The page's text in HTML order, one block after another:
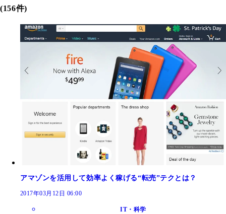
(156件)
アマゾンを活用して効率よく稼げる“転売”テクとは？
2017年03月12日 06:00
IT・科学